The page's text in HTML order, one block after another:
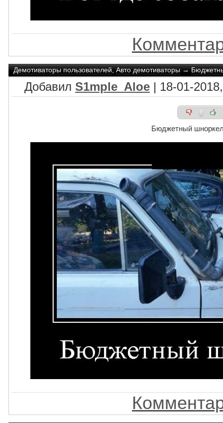
Демотиваторы пользователей,Авто демотиваторы→
Добавил S1mple_Aloe | 18-01-
0
Бюджетный